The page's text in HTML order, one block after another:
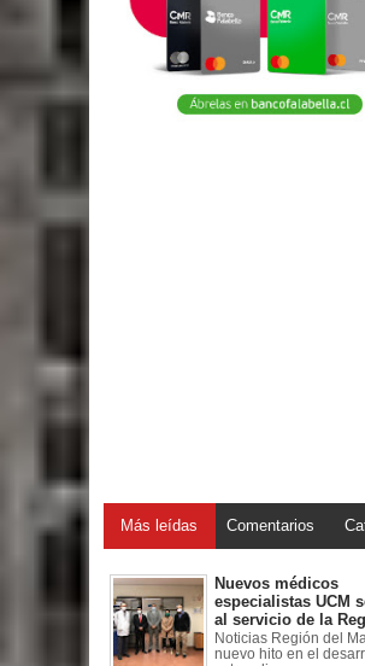
Más leídas Comentarios
Nuevos médicos
especialistas UCM
al servicio de la
Noticias Región del
nuevo hito en el